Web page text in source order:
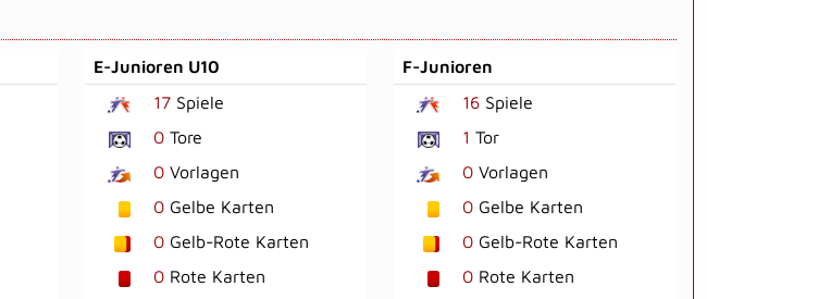
E-Junioren U10
17Spiele
0Tore
0Vorlagen
0Gelbe Karten
0Gelb-Rote Karten
0Rote Karten
F-Junioren
16Spiele
1 Tor
0Vorlagen
0Gelbe Karten
0Gelb-Rote Karten
0Rote Karten